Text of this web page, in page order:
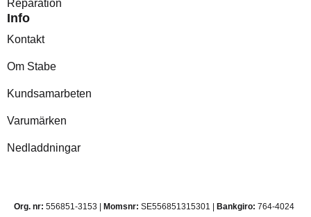
Reparation
Info
Kontakt
Om Stabe
Kundsamarbeten
Varumärken
Nedladdningar
Org. nr: 556851-3153 | Momsnr: SE556851315301 | Bankgiro: 764-4024